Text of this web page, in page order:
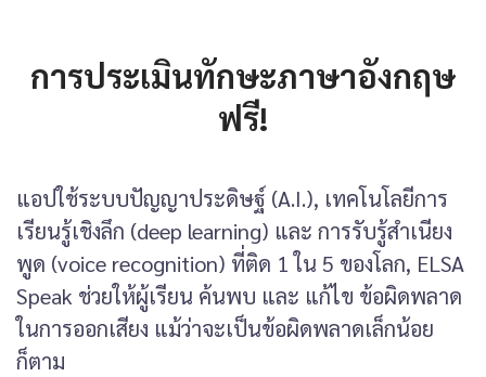
การประเมินทักษะภาษาอังกฤษ
ฟรี!
แอปใช้ระบบปัญญาประดิษฐ์ (A.I.), เทคโนโลยีการ
เรียนรู้เชิงลึก (deep learning) และ การรับรู้สำเนียง
พูด (voice recognition) ที่ติด 1 ใน 5 ของโลก, ELSA
Speak ช่วยให้ผู้เรียน ค้นพบ และ แก้ไข ข้อผิดพลาด
ในการออกเสียง แม้ว่าจะเป็นข้อผิดพลาดเล็กน้อย
ก็ตาม